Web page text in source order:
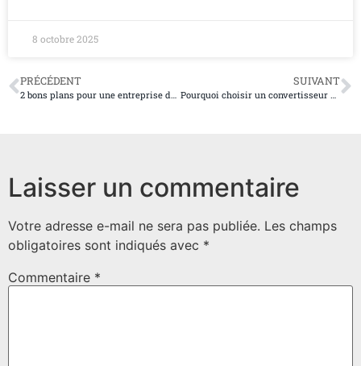
8 octobre 2025
PRÉCÉDENT SUIVANT
Laisser un commentaire
Votre adresse e-mail ne sera pas publiée. Les champs
obligatoires sont indiqués avec *
Commentaire *